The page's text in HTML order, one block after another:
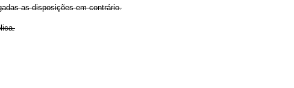
as disposições em contrário.